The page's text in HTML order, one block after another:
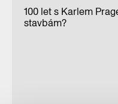
100 let s Karlem
stavbám?